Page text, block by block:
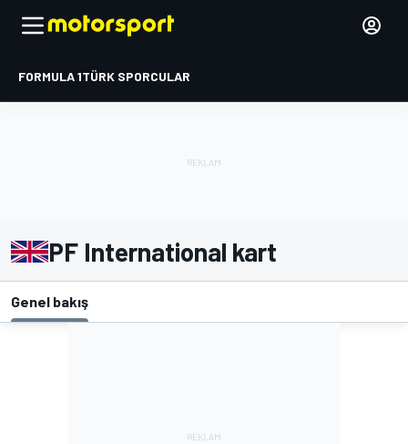
FORMULA 1TÜRK SPORCULAR
PF International kart
Genel bakış